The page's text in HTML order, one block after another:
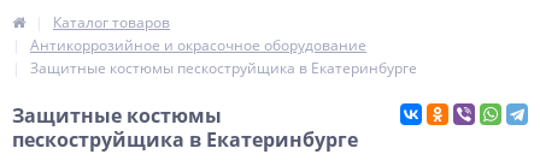
Каталог товаров
Антикоррозийное и окрасочное оборудование
Защитные костюмы пескоструйщика в Екатеринбурге
Защитные костюмы
пескоструйщика в Екатеринбурге